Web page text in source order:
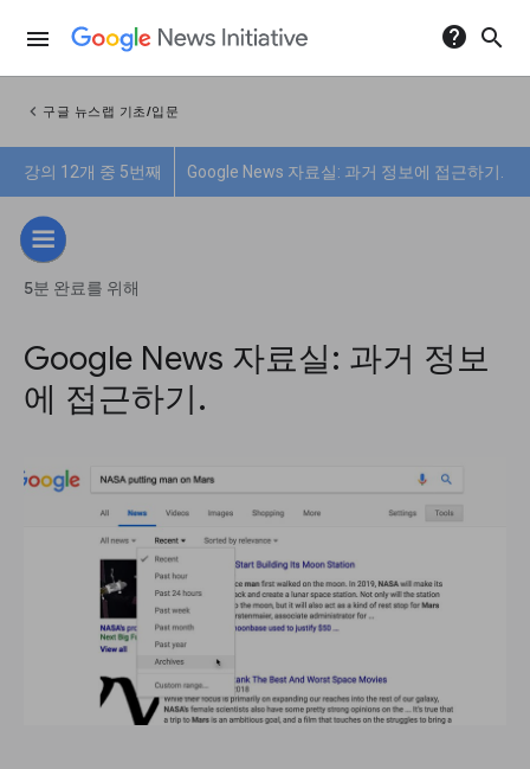
menu help search
chevron_left 구글 뉴스랩 기초/입문
강의 12개 중 5번째 Google News 자료실: 과거 정보에 접근하기.
5분 완료를 위해
Google News 자료실: 과거 정보
에 접근하기.